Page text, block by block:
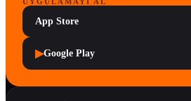
App Store
▶Google Play